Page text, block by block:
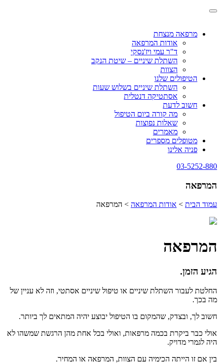
Skip
Toggle
מרפאה מנצחת
אודות המרפאה
ד"ר עמי ויז'נסקי
השתלת שיניים – שיטת הנקב
הצוות
הטיפולים שלנו
השתלת שיניים בשלוש שעות
אסתטיקה דנטלית
חשוב לדעת
מה קורה ביום הטיפול
שאלות נפוצות
מאמרים
מטופלים מספרים
פניה אלינו
03-5252-880
המרפאה
עמוד הבית > אודות המרפאה > המרפאה
המרפאה
הגיע הזמן.
החלטת לעבור השתלת שיניים או טיפול שיניים אסתטי, וזה לא עניין של
מה בכך.
חשוב לך, ובצדק, שהמקום בו הטיפול יבוצע יהיה המתאים לך ביותר.
אולי כבר ביקרת בכמה מרפאות, ואולי בכל אחת מהן הרגשת שמשהו לא
היה לגמרי מדויק.
בין אם זו הייתה הכימיה עם הצוות, המרפאה או המחיר.